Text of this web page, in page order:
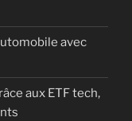
avec
aux ETF tech,